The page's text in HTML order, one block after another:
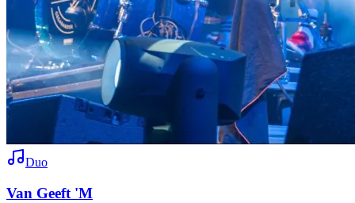
Duo
Van Geeft 'M